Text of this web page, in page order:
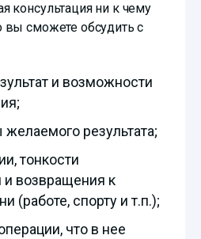
консультация ни к чему
вы сможете обсудить с
и возможности
результата;
тонкости
и возвращения к
(работе, спорту и т.п.);
что в нее